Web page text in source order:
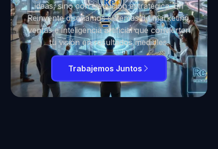
ideas, sino con ejecución estratégica. En
Reinvente diseñamos sistemas de marketing,
ventas e inteligencia artificial que convierten
tu visión en resultados medibles.
Trabajemos Juntos